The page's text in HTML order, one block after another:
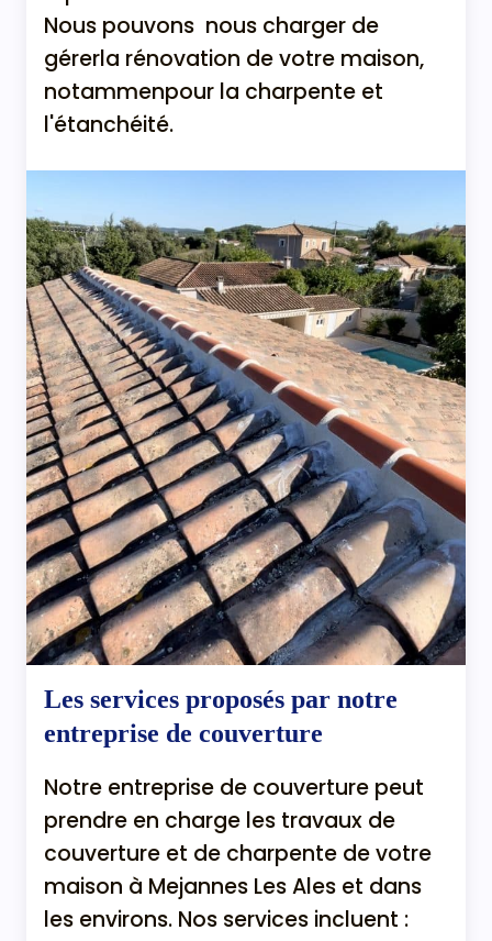
Nous pouvons nous charger de
gérerla rénovation de votre maison,
notammenpour la charpente et
l'étanchéité.
Les services proposés par notre
entreprise de couverture
Notre entreprise de couverture peut
prendre en charge les travaux de
couverture et de charpente de votre
maison à Mejannes Les Ales et dans
les environs. Nos services incluent :